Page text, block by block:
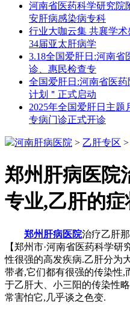
河南省医药科学研究院
安肝病感染病专科
行业大咖云集 共襄学
34届亚太肝病学
3.18全国爱肝日:河南
诊、惠民检查专
全国爱肝日:河南省医
计划＂正式启动
2025年全国爱肝日主题
专病门诊正式开诊
河南肝病医院 > 乙肝专区 >
郑州肝病医院
专业,乙肝的
郑州肝病医院治疗乙肝
【郑州市·河南省医药科学
性很强的高发疾病.乙肝分为
带者,它们都有很强的传染性,
于乙肝大、小三阳的传染性
常害怕它,几乎谈之色变.